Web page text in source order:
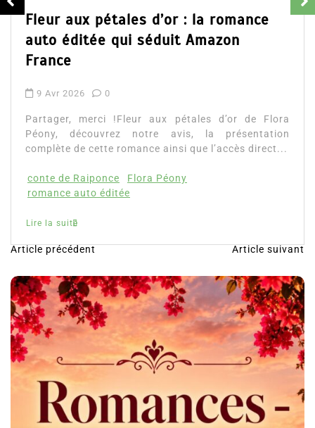
Fleur aux pétales d’or : la romance
auto éditée qui séduit Amazon
France
9 Avr 2026 0
Partager, merci !Fleur aux pétales d’or de Flora
Péony, découvrez notre avis, la présentation
complète de cette romance ainsi que l’accès direct...
conte de Raiponce
Flora Péony
romance auto éditée
Lire la suite
N
a
v
i
g
a
t
Article précédent Article suivant